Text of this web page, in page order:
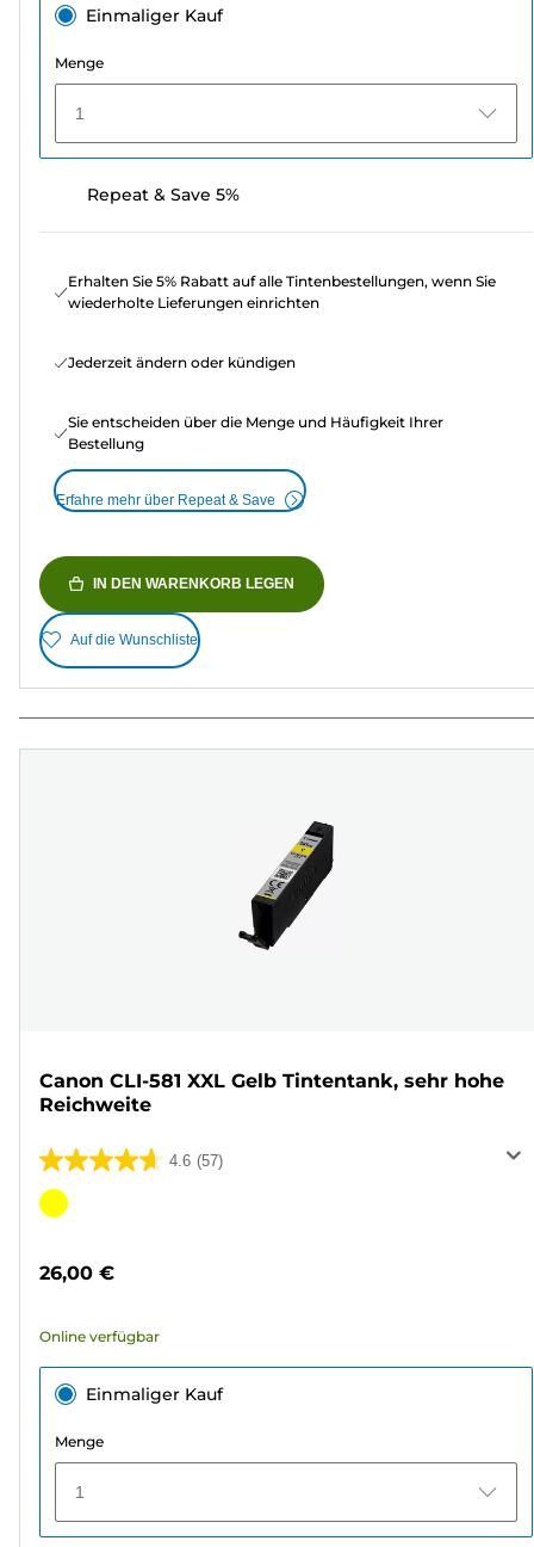
Einmaliger Kauf
Menge
1
Repeat & Save 5%
Erhalten Sie 5% Rabatt auf alle Tintenbestellungen, wenn Sie
wiederholte Lieferungen einrichten
Jederzeit ändern oder kündigen
Sie entscheiden über die Menge und Häufigkeit Ihrer
Bestellung
Erfahre mehr über Repeat & Save
IN DEN WARENKORB LEGEN
Auf die Wunschliste
Canon CLI-581 XXL Gelb Tintentank, sehr hohe
Reichweite
4.6 (57)
4.6
von
57
Farbpatrone
26,00 €
Online verfügbar
Einmaliger Kauf
Menge
1